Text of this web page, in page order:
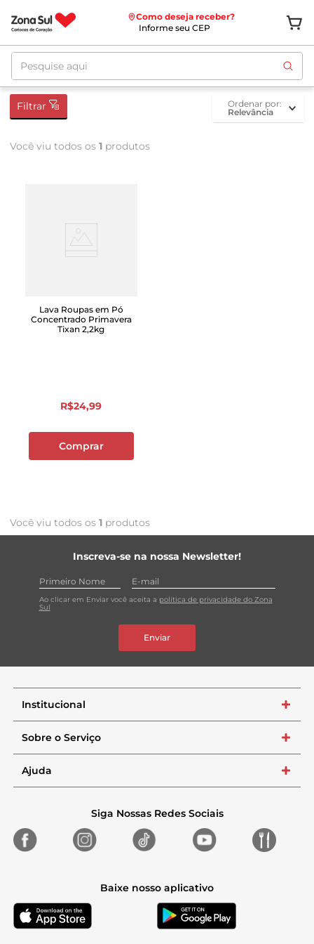
Como deseja receber?
Informe seu CEP
Pesquise aqui
Filtrar
ordenar por
Relevância
Você viu todos os 1 produtos
Lava Roupas em Pó
Concentrado Primavera
Tixan 2,2kg
R$24,99
Comprar
Você viu todos os 1 produtos
Inscreva-se na nossa Newsletter!
Ao clicar em Enviar você aceita a política de privacidade do Zona
Sul
Enviar
Institucional +
Sobre o Serviço +
Ajuda +
Siga Nossas Redes Sociais
Baixe nosso aplicativo